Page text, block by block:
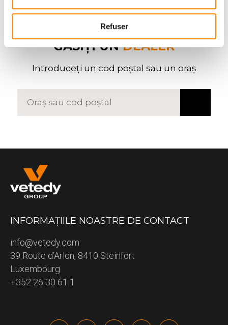
Refuser
GĂSIȚI UNDEALER
Introduceți un cod poștal sau un oraș
INFORMAȚIILE NOASTRE DE CONTACT
info@vetedy.com
39 Route d’Arlon, 8410 Steinfort
Luxembourg
+352 26 30 61 1